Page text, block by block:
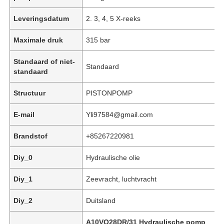
Thuis
Producten
Leveringsdatum 2. 3, 4, 5 X-reeks
Maximale druk 315 bar
Standaard of niet-
standaard
Standaard
Structuur PISTONPOMP
E-mail Yli97584@gmail.com
Brandstof +85267220981
Diy_0 Hydraulische olie
Diy_1 Zeevracht, luchtvracht
Diy_2 Duitsland
A10VO28DR/31 Hydraulische pomp